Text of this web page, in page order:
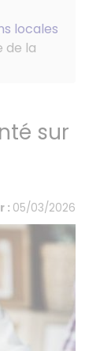
locales
de la
sur
: 05/03/2026